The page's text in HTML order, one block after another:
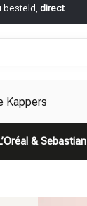
besteld, direct
Kappers
& Sebastian